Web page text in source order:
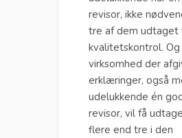
revisor, ikke
tre af dem udtaget
kvalitetskontrol.
virksomhed der
erklæringer, også
udelukkende én
revisor, vil få
flere end tre i den